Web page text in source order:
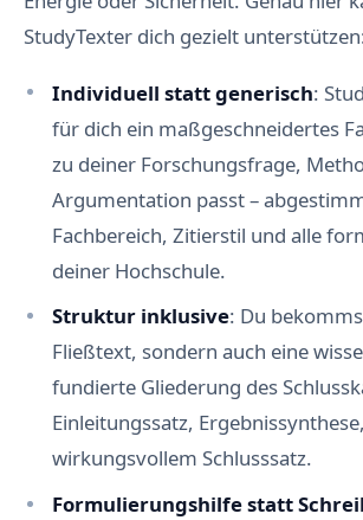
StudyTexter dich gezielt
Individuell statt generisch:
für dich ein maßgeschneidertes
zu deiner Forschungsfrage,
Argumentation passt –
Fachbereich, Zitierstil und alle
deiner Hochschule.
Struktur inklusive: Du
Fließtext, sondern auch eine
fundierte Gliederung des
Einleitungssatz,
wirkungsvollem Schlusssatz.
Formulierungshilfe statt